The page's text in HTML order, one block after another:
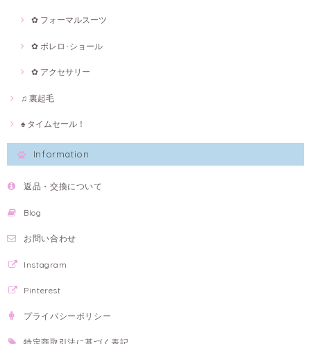
✿ フォーマルスーツ
✿ ボレロ･ショール
✿ アクセサリー
♫ 裏起毛
♠ タイムセール！
Information
返品・交換について
Blog
お問い合わせ
Instagram
Pinterest
プライバシーポリシー